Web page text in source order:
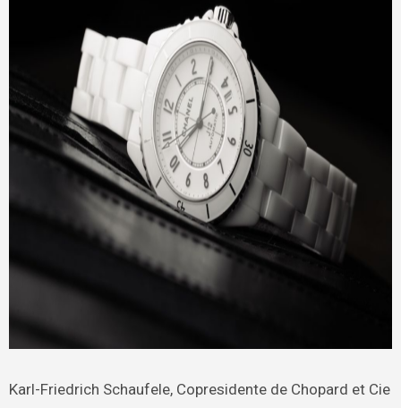
Karl-Friedrich Schaufele, Copresidente de Chopard et Cie